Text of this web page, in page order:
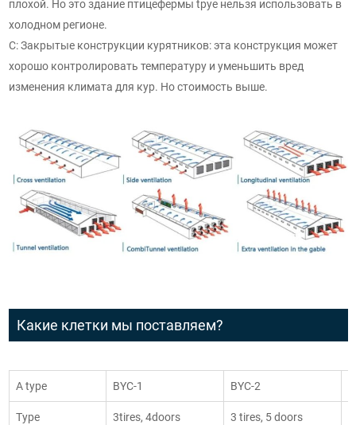
плохой. Но это здание птицефермы tpye нельзя использовать в
холодном регионе.
C: Закрытые конструкции курятников: эта конструкция может
хорошо контролировать температуру и уменьшить вред
изменения климата для кур. Но стоимость выше.
Какие клетки мы поставляем?
A type BYC-1 BYC-2
Type 3tires, 4doors 3 tires, 5 doors